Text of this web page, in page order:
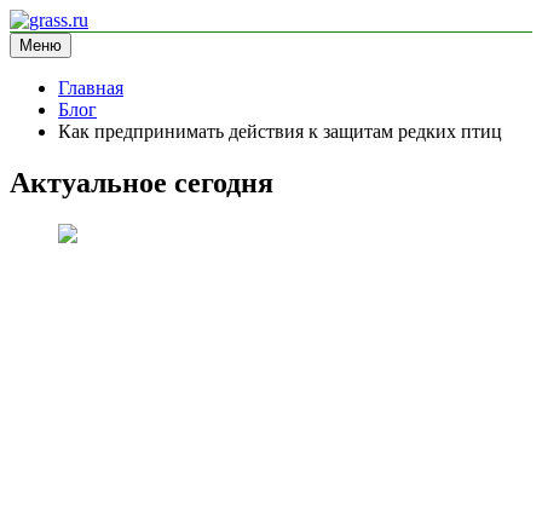
Перейти
к
содержимому
grass.ru
блог про экологию
Меню
Главная
Блог
Как предпринимать действия к защитам редких птиц
Актуальное сегодня